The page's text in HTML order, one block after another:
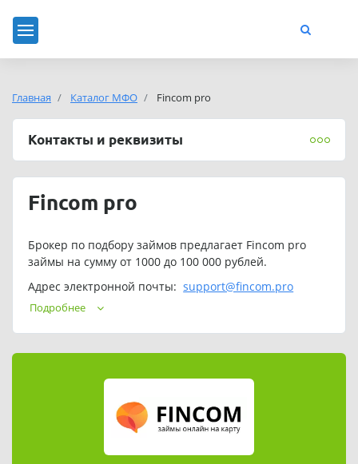
Главная Каталог МФО Fincom pro
Контакты и реквизиты
Fincom pro
Брокер по подбору займов предлагает Fincom pro
займы на сумму от 1000 до 100 000 рублей.
Адрес электронной почты:support@fincom.pro
Режим работы службы поддержки: 24/7.
Обращаем ваше Fincom pro, причём сервис работает по
подписке - деньги будут списываться регулярно.
Как отписаться от платной подписки мы подробно
Если вы хотите взять займ, который будет
максимально точно подходить под ваши критерии,
воспользуйтесь нашим бесплатным онлайн сервисом
Подробнее